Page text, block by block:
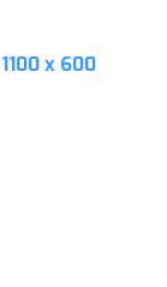
1100 x 600